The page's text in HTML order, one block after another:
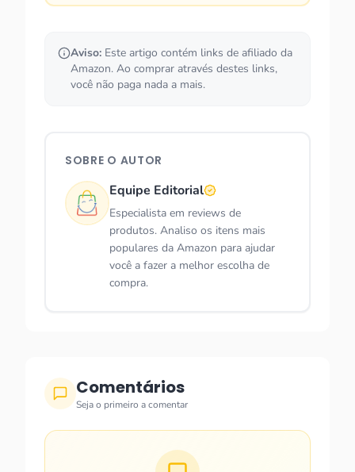
Aviso: Este artigo contém links de afiliado da
Amazon. Ao comprar através destes links,
você não paga nada a mais.
SOBRE O AUTOR
Equipe Editorial
Especialista em reviews de
produtos. Analiso os itens mais
populares da Amazon para ajudar
você a fazer a melhor escolha de
compra.
Comentários
Seja o primeiro a comentar